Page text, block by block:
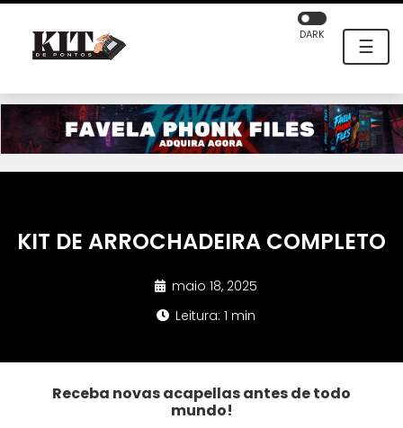
☰
DARK
KIT DE ARROCHADEIRA COMPLETO
maio 18, 2025
Leitura: 1 min
Receba novas acapellas antes de todo
mundo!